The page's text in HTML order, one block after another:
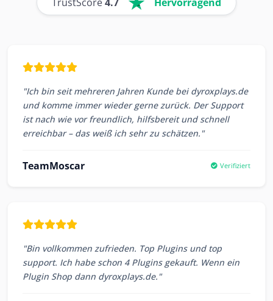
"Ich bin seit mehreren Jahren Kunde bei dyroxplays.de
und komme immer wieder gerne zurück. Der Support
ist nach wie vor freundlich, hilfsbereit und schnell
erreichbar – das weiß ich sehr zu schätzen."
TeamMoscar Verifiziert
"Bin vollkommen zufrieden. Top Plugins und top
support. Ich habe schon 4 Plugins gekauft. Wenn ein
Plugin Shop dann dyroxplays.de."